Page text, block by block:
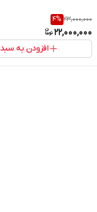
23,000,000
4%
22,000,000
افزودن به سبد